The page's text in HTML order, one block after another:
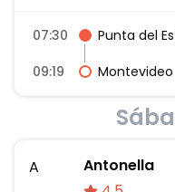
07:30
Punta del
09:19
Montevideo
A
Antonella